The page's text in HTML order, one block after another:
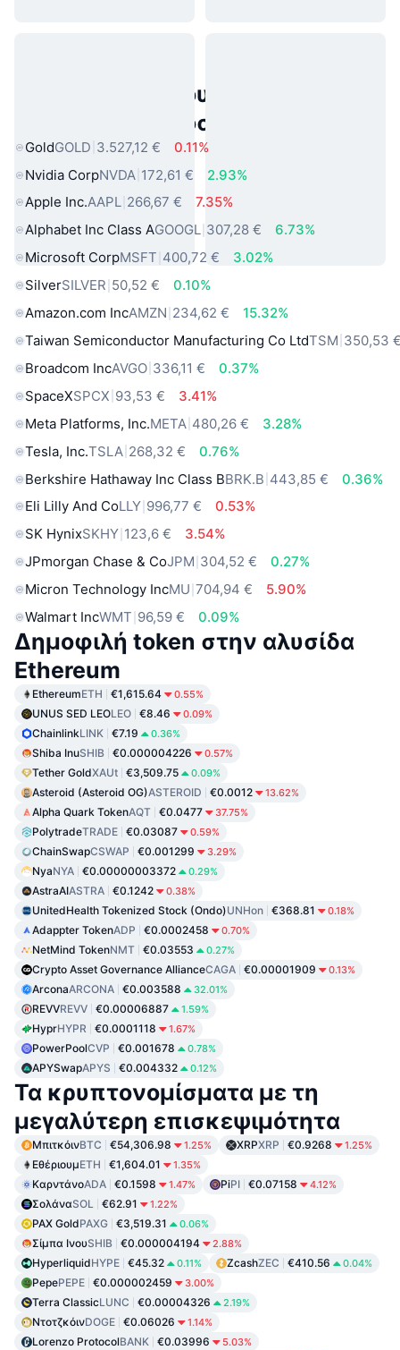
Δημοφιλή περιουσιακά στοιχεία
πραγματικού κόσμου
GoldGOLD 3.527,12 €
0.11%
Nvidia CorpNVDA 172,61 €
2.93%
Apple Inc.AAPL 266,67 €
7.35%
Alphabet Inc Class AGOOGL 307,28 €
6.73%
Microsoft CorpMSFT 400,72 €
3.02%
SilverSILVER 50,52 €
0.10%
Amazon.com IncAMZN 234,62 €
15.32%
Taiwan Semiconductor Manufacturing Co LtdTSM 350,53
Broadcom IncAVGO 336,11 €
0.37%
SpaceXSPCX 93,53 €
3.41%
Meta Platforms, Inc.META 480,26 €
3.28%
Tesla, Inc.TSLA 268,32 €
0.76%
Berkshire Hathaway Inc Class BBRK.B 443,85 €
0.36%
Eli Lilly And CoLLY 996,77 €
0.53%
SK HynixSKHY 123,6 €
3.54%
JPmorgan Chase & CoJPM 304,52 €
0.27%
Micron Technology IncMU 704,94 €
5.90%
Walmart IncWMT 96,59 € 0.09%
Δημοφιλή token στην αλυσίδα
Ethereum
EthereumETH €1,615.64 0.55%
UNUS SED LEOLEO €8.46 0.09%
ChainlinkLINK €7.19 0.36%
Shiba InuSHIB €0.000004226 0.57%
Tether GoldXAUt €3,509.75 0.09%
Asteroid (Asteroid OG)ASTEROID €0.0012 13.62%
Alpha Quark TokenAQT €0.0477 37.75%
PolytradeTRADE €0.03087 0.59%
ChainSwapCSWAP €0.001299 3.29%
NyaNYA €0.00000003372 0.29%
AstraAIASTRA €0.1242 0.38%
UnitedHealth Tokenized Stock (Ondo)UNHon €368.81 0.18%
Adappter TokenADP €0.0002458 0.70%
NetMind TokenNMT €0.03553 0.27%
Crypto Asset Governance AllianceCAGA €0.00001909 0.13%
ArconaARCONA €0.003588 32.01%
REVVREVV €0.00006887 1.59%
HyprHYPR €0.0001118 1.67%
PowerPoolCVP €0.001678 0.78%
APYSwapAPYS €0.004332 0.12%
Τα κρυπτονομίσματα με τη
μεγαλύτερη επισκεψιμότητα
ΜπιτκόινBTC €54,306.98 1.25% XRPXRP €0.9268 1.25%
ΕθέριουμETH €1,604.01 1.35%
ΚαρντάνοADA €0.1598 1.47% PiPI €0.07158 4.12%
ΣολάναSOL €62.91 1.22%
PAX GoldPAXG €3,519.31 0.06%
Σίμπα ΙνουSHIB €0.000004194 2.88%
HyperliquidHYPE €45.32 0.11% ZcashZEC €410.56 0.04%
PepePEPE €0.000002459 3.00%
Terra ClassicLUNC €0.00004326 2.19%
ΝτοτζκόινDOGE €0.06026 1.14%
Lorenzo ProtocolBANK €0.03996 5.03%